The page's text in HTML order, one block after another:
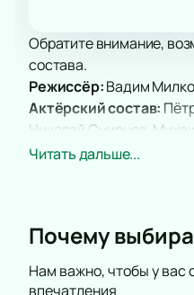
Обратите внимание,
состава.
Режиссёр:Вадим
Актёрский состав:
Николай Смирнов,
Родимов, Вадим
Дарья Ануфриева,
Александр Милевский,
Читать дальше...
Почему
Нам важно, чтобы у вас
впечатления